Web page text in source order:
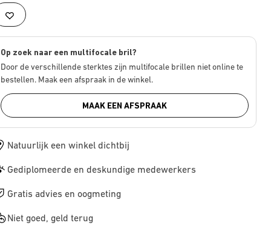
Op zoek naar een multifocale bril?
Door de verschillende sterktes zijn multifocale brillen niet online te
bestellen. Maak een afspraak in de winkel.
MAAK EEN AFSPRAAK
Natuurlijk een winkel dichtbij
Gediplomeerde en deskundige medewerkers
Gratis advies en oogmeting
Niet goed, geld terug